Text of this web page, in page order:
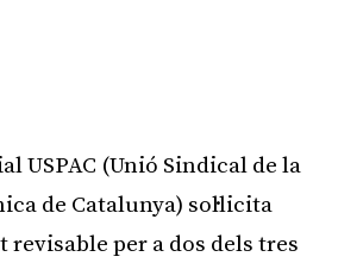
USPAC (Unió Sindical de la
de Catalunya) sol·licita
revisable per a dos dels tres